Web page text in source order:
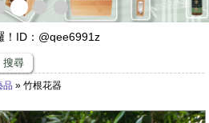
！ID：@qee6991z
一趟竹與木化石的自然之旅吧！
關的問題歡迎找璞園！
搜尋
品 » 竹根花器